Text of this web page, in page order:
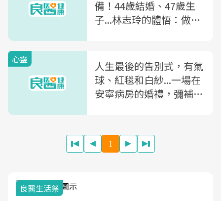
備！44歲結婚、47歲生
子...林志玲的體悟：做一
心靈
人生最後的告別式，有氣
球、紅毯和白紗...一場在
安寧病房的婚禮，彌補了
1
我與健康韌性的距離